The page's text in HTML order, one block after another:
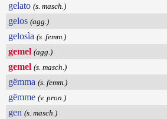
gelato (s. masch.)
gelos (agg.)
gelosìa (s. femm.)
gemel (agg.)
gemel (s. masch.)
gëmma (s. femm.)
gëmme (v. pron.)
gen (s. masch.)